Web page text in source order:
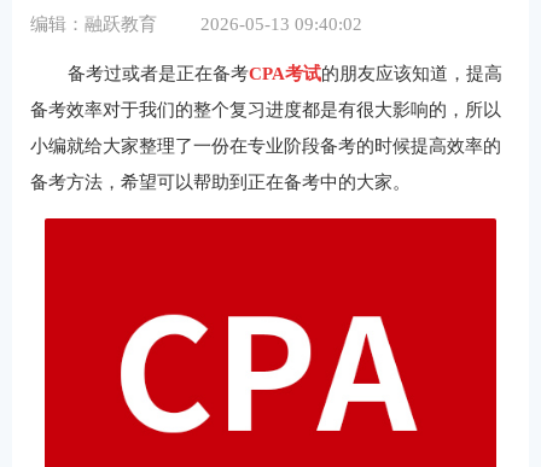
编辑：融跃教育 2026-05-13 09:40:02
备考过或者是正在备考CPA考试的朋友应该知道，提高
备考效率对于我们的整个复习进度都是有很大影响的，所以
小编就给大家整理了一份在专业阶段备考的时候提高效率的
备考方法，希望可以帮助到正在备考中的大家。